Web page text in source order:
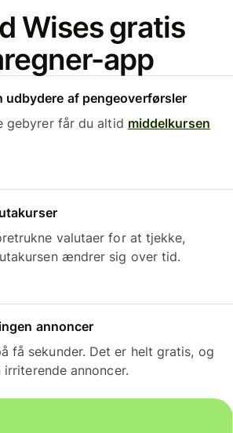
Wises gratis
app
udbydere af pengeoverførsler
gebyrer får du altid middelkursen
valutaer for at tjekke,
ændrer sig over tid.
annoncer
få sekunder. Det er helt gratis, og
annoncer.